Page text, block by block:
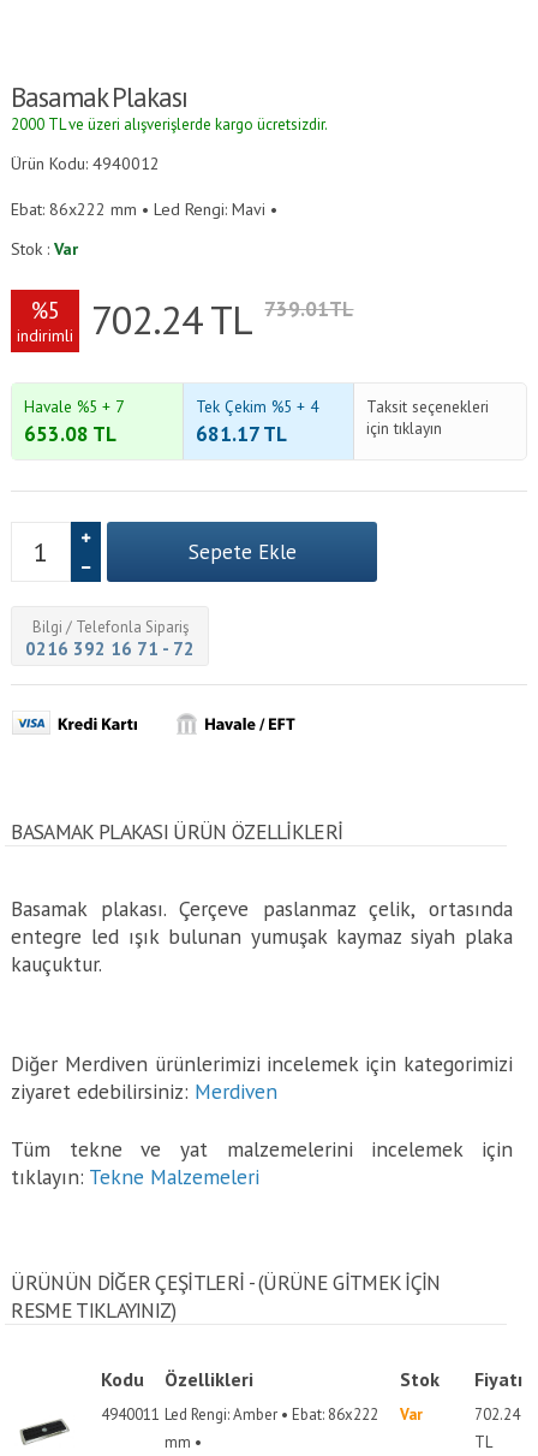
Basamak Plakası
2000 TL ve üzeri alışverişlerde kargo ücretsizdir.
Ürün Kodu: 4940012
Ebat: 86x222 mm • Led Rengi: Mavi •
Stok :Var
%5
indirimli 702.24TL 739.01TL
Havale %5 + 7
653.08 TL
Tek Çekim %5 + 4
681.17TL
Taksit seçenekleri
için tıklayın
Bilgi / Telefonla Sipariş
0216 392 16 71 - 72
BASAMAK PLAKASI ÜRÜN ÖZELLİKLERİ
Basamak plakası. Çerçeve paslanmaz çelik, ortasında
entegre led ışık bulunan yumuşak kaymaz siyah plaka
kauçuktur.
Diğer Merdiven ürünlerimizi incelemek için kategorimizi
ziyaret edebilirsiniz: Merdiven
Tüm tekne ve yat malzemelerini incelemek için
tıklayın: Tekne Malzemeleri
ÜRÜNÜN DİĞER ÇEŞİTLERİ - (ÜRÜNE GITMEK IÇIN
RESME TIKLAYINIZ)
Kodu Özellikleri Stok Fiyatı
4940011 Led Rengi: Amber • Ebat: 86x222
mm •
Var
702.24
TL